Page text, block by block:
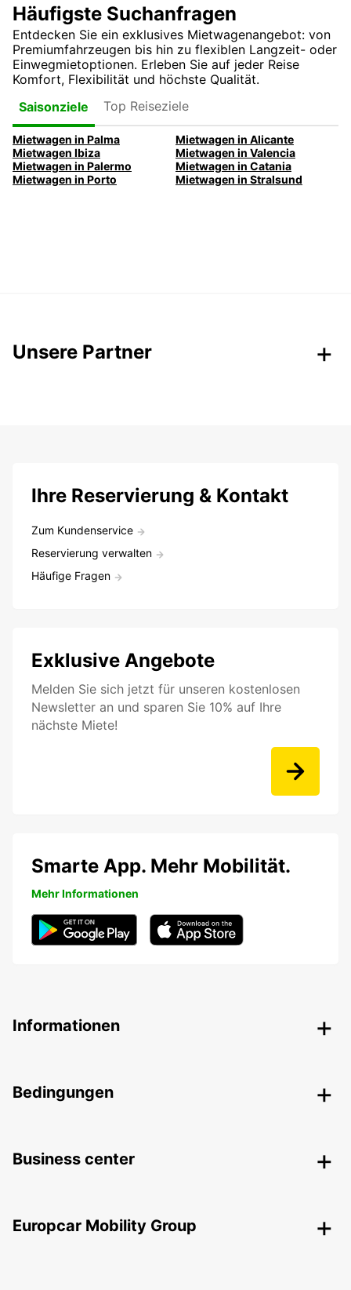
Häufigste Suchanfragen
Entdecken Sie ein exklusives Mietwagenangebot: von
Premiumfahrzeugen bis hin zu flexiblen Langzeit- oder
Einwegmietoptionen. Erleben Sie auf jeder Reise
Komfort, Flexibilität und höchste Qualität.
Saisonziele
Top Reiseziele
Mietwagen in Palma
Mietwagen in Alicante
Mietwagen Ibiza
Mietwagen in Valencia
Mietwagen in Palermo
Mietwagen in Catania
Mietwagen in Porto
Mietwagen in Stralsund
Unsere Partner
Ihre Reservierung & Kontakt
Zum Kundenservice
Reservierung verwalten
Häufige Fragen
Exklusive Angebote
Melden Sie sich jetzt für unseren kostenlosen
Newsletter an und sparen Sie 10% auf Ihre
nächste Miete!
Smarte App. Mehr Mobilität.
Mehr Informationen
Informationen
Bedingungen
Business center
Europcar Mobility Group